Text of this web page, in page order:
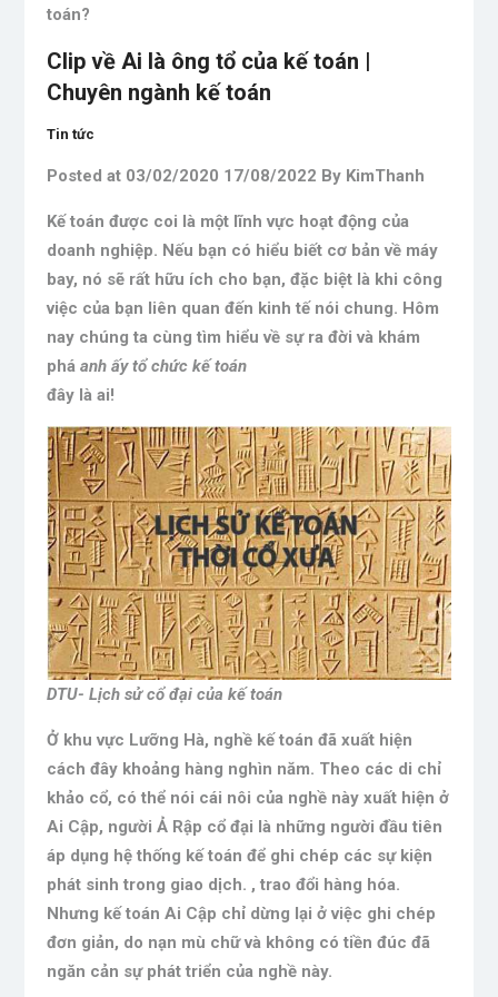
toán?
Clip về Ai là ông tổ của kế toán |
Chuyên ngành kế toán
Tin tức
Posted at 03/02/2020 17/08/2022 By KimThanh
Kế toán được coi là một lĩnh vực hoạt động của
doanh nghiệp. Nếu bạn có hiểu biết cơ bản về máy
bay, nó sẽ rất hữu ích cho bạn, đặc biệt là khi công
việc của bạn liên quan đến kinh tế nói chung. Hôm
nay chúng ta cùng tìm hiểu về sự ra đời và khám
phá anh ấy tổ chức kế toán
đây là ai!
DTU- Lịch sử cổ đại của kế toán
Ở khu vực Lưỡng Hà, nghề kế toán đã xuất hiện
cách đây khoảng hàng nghìn năm. Theo các di chỉ
khảo cổ, có thể nói cái nôi của nghề này xuất hiện ở
Ai Cập, người Ả Rập cổ đại là những người đầu tiên
áp dụng hệ thống kế toán để ghi chép các sự kiện
phát sinh trong giao dịch. , trao đổi hàng hóa.
Nhưng kế toán Ai Cập chỉ dừng lại ở việc ghi chép
đơn giản, do nạn mù chữ và không có tiền đúc đã
ngăn cản sự phát triển của nghề này.